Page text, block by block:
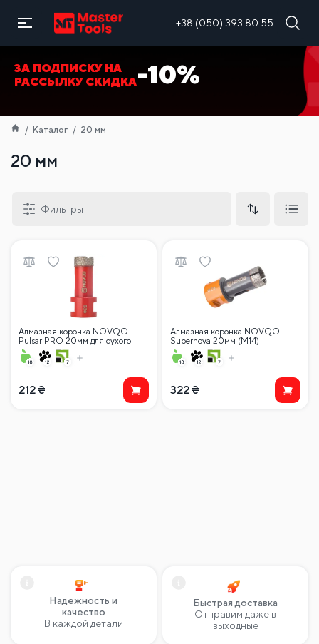
+38 (050) 393 80 55
RU
ЗА ПОДПИСКУ НА
РАССЫЛКУ СКИДКА-10%
Каталог 20 мм
20 мм
Фильтры
Алмазная коронка NOVQO
Pulsar PRO 20мм для сухого
сверления М14
212 ₴
Алмазная коронка NOVQO
Supernova 20мм (М14)
322 ₴
Надежность и
качество
В каждой детали
Быстрая доставка
Отправим даже в
выходные